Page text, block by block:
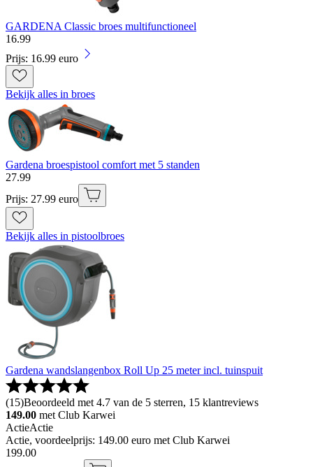
GARDENA Classic broes multifunctioneel
16.99
Prijs: 16.99 euro
Bekijk alles in broes
Gardena broespistool comfort met 5 standen
27.99
Prijs: 27.99 euro
Bekijk alles in pistoolbroes
Gardena wandslangenbox Roll Up 25 meter incl. tuinspuit
(15)Beoordeeld met 4.7 van de 5 sterren, 15 klantreviews
149.00 met Club Karwei
ActieActie
Actie, voordeelprijs: 149.00 euro met Club Karwei
199.00